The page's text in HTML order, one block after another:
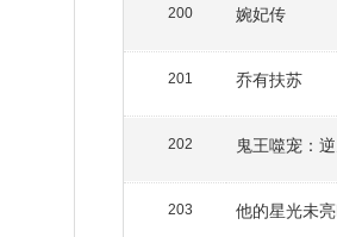
200 婉妃传
201 乔有扶苏
202 鬼王噬宠：
203 他的星光未